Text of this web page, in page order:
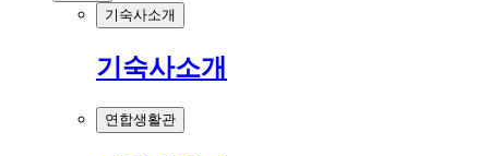
기숙사소개
기숙사소개
연합생활관